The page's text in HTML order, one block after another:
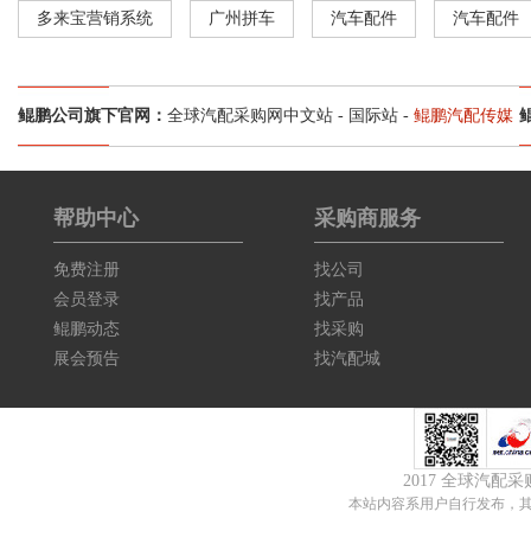
多来宝营销系统 广州拼车 汽车配件 汽车配件
鲲鹏公司旗下官网： 全球汽配采购网中文站 - 国际站 - 鲲鹏汽配传媒
帮助中心
免费注册
会员登录
鲲鹏动态
展会预告
采购商服务
找公司
找产品
找采购
找汽配城
2017 全球汽配
本站内容系用户自行发布，